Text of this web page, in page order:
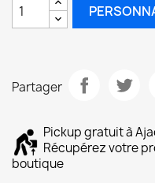
Partager
Pickup gratuit à
Récupérez votre
boutique